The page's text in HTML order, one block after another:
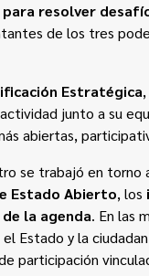
para resolver
de los tres
Estratégica
junto a su
abiertas,
se trabajó en torno
Estado Abierto, los
la agenda. En las
Estado y la
participación